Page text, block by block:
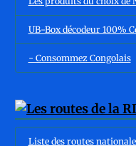
UB-Box décodeur 100%
- Consommez Congolais
Liste des routes